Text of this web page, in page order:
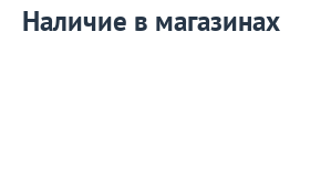
Наличие в магазинах